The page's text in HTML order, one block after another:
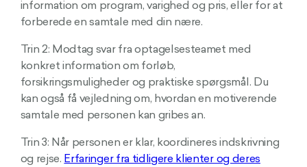
information om program, varighed og pris, eller for at
forberede en samtale med din nære.
Trin 2: Modtag svar fra optagelsesteamet med
konkret information om forløb,
forsikringsmuligheder og praktiske spørgsmål. Du
kan også få vejledning om, hvordan en motiverende
samtale med personen kan gribes an.
Trin 3: Når personen er klar, koordineres indskrivning
og rejse. Erfaringer fra tidligere klienter og deres